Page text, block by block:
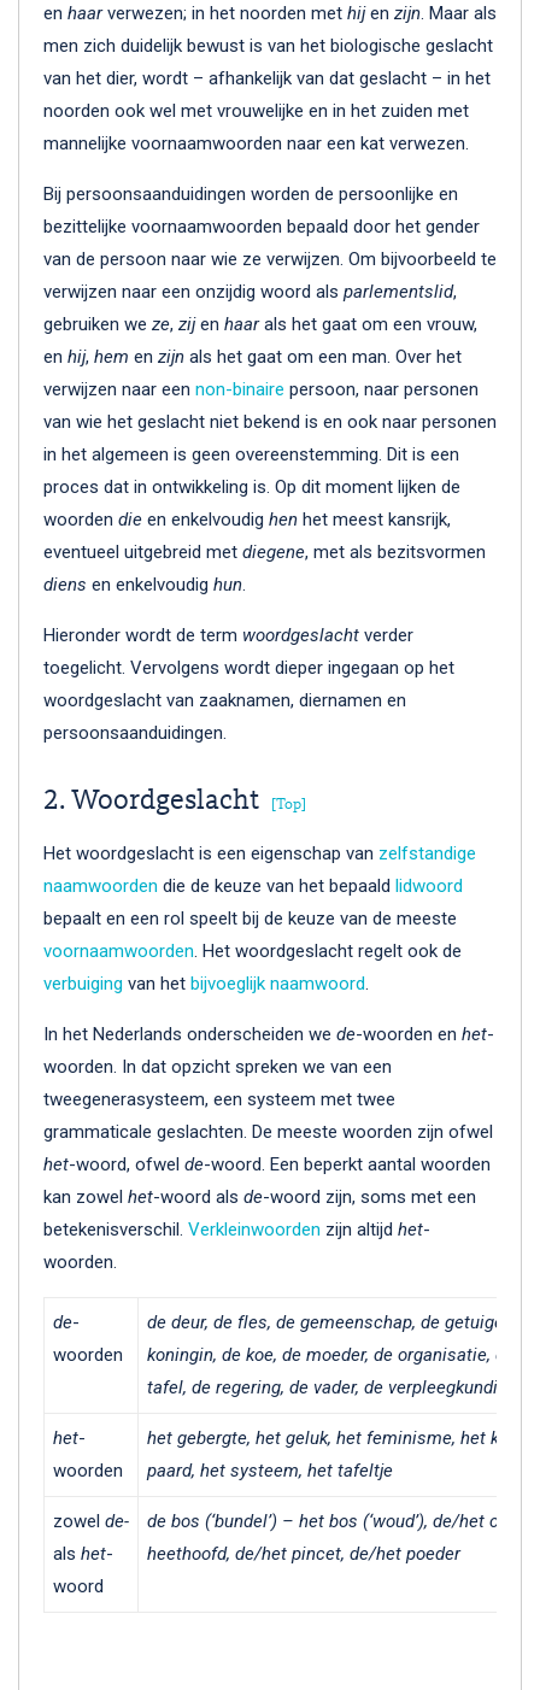
en haarverwezen; in het noorden met hijen zijn. Maar als
men zich duidelijk bewust is van het biologische geslacht
van het dier, wordt – afhankelijk van dat geslacht – in het
noorden ook wel met vrouwelijke en in het zuiden met
mannelijke voornaamwoorden naar een kat verwezen.
Bij persoonsaanduidingen worden de persoonlijke en
bezittelijke voornaamwoorden bepaald door het gender
van de persoon naar wie ze verwijzen. Om bijvoorbeeld te
verwijzen naar een onzijdig woord als parlementslid,
gebruiken we ze, zijen haarals het gaat om een vrouw,
en hij, hem en zijn als het gaat om een man. Over het
verwijzen naar een non-binaire persoon, naar personen
van wie het geslacht niet bekend is en ook naar personen
in het algemeen is geen overeenstemming. Dit is een
proces dat in ontwikkeling is. Op dit moment lijken de
woorden die en enkelvoudig hen het meest kansrijk,
eventueel uitgebreid met diegene, met als bezitsvormen
diens en enkelvoudig hun.
Hieronder wordt de term woordgeslacht verder
toegelicht. Vervolgens wordt dieper ingegaan op het
woordgeslacht van zaaknamen, diernamen en
persoonsaanduidingen.
2. Woordgeslacht [Top]
Het woordgeslacht is een eigenschap van zelfstandige
naamwoorden die de keuze van het bepaald lidwoord
bepaalt en een rol speelt bij de keuze van de meeste
voornaamwoorden. Het woordgeslacht regelt ook de
verbuiging van het bijvoeglijk naamwoord.
In het Nederlands onderscheiden we de-woorden en het-
woorden. In dat opzicht spreken we van een
tweegenerasysteem, een systeem met twee
grammaticale geslachten. De meeste woorden zijn ofwel
het-woord, ofwel de-woord. Een beperkt aantal woorden
kan zowel het-woord als de-woord zijn, soms met een
betekenisverschil. Verkleinwoorden zijn altijd het-
woorden.
de-
woorden
de deur, de fles, de gemeenschap, de getuige,
koningin, de koe, de moeder, de organisatie, de
tafel, de regering, de vader, de verpleegkundige,
het-
woorden
het gebergte, het geluk, het feminisme, het kind,
paard, het systeem, het tafeltje
zowel de-
als het-
woord
de bos (‘bundel’) – het bos (‘woud’), de/het
heethoofd, de/het pincet, de/het poeder